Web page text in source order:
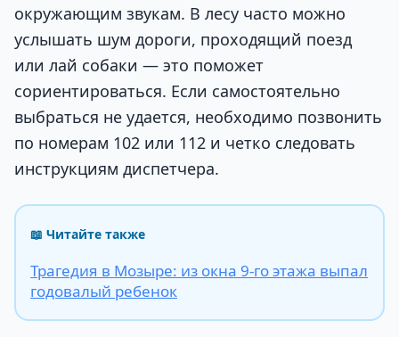
окружающим звукам. В лесу часто можно
услышать шум дороги, проходящий поезд
или лай собаки — это поможет
сориентироваться. Если самостоятельно
выбраться не удается, необходимо позвонить
по номерам 102 или 112 и четко следовать
инструкциям диспетчера.
📖 Читайте также
Трагедия в Мозыре: из окна 9-го этажа выпал
годовалый ребенок